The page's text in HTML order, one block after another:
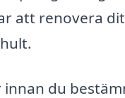
att renovera
du